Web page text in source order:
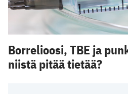
Borrelioosi, TBE ja
niistä pitää tietää?